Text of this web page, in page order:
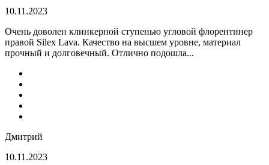
10.11.2023
Очень доволен клинкерной ступенью угловой флорентинер
правой Silex Lava. Качество на высшем уровне, материал
прочный и долговечный. Отлично подошла...
Дмитрий
10.11.2023